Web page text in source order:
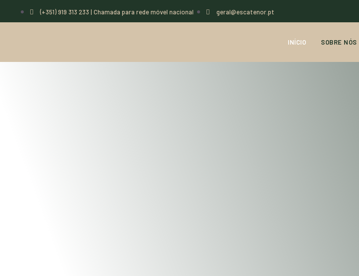
(+351) 919 313 233 | Chamada para rede móvel nacional geral@escatenor.pt
INÍCIO SOBRE NÓS